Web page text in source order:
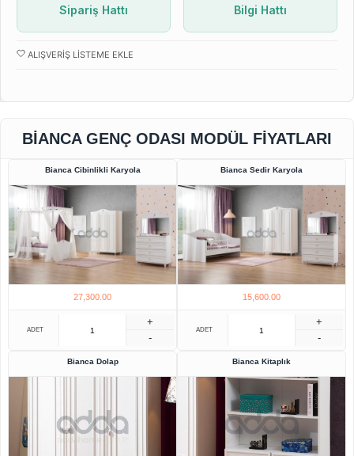
Sipariş Hattı
Bilgi Hattı
ALIŞVERIŞ LISTEME EKLE
BIANCA GENÇ ODASI MODÜL FIYATLARI
Bianca Cibinlikli Karyola
27,300.00
ADET
+
-
Bianca Sedir Karyola
15,600.00
ADET
+
-
Bianca Dolap Bianca Kitaplık